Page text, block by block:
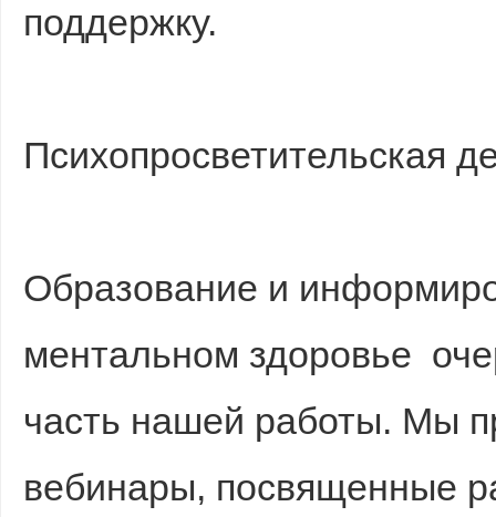
поддержку.
Психопросветительская
Образование и
ментальном здоровье
часть нашей работы. Мы
вебинары, посвященные